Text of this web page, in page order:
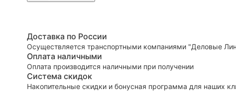
Доставка по России
Осуществляется транспортными компаниями "Деловые
Оплата наличными
Оплата производится наличными при получении
Система скидок
Накопительные скидки и бонусная программа для наших